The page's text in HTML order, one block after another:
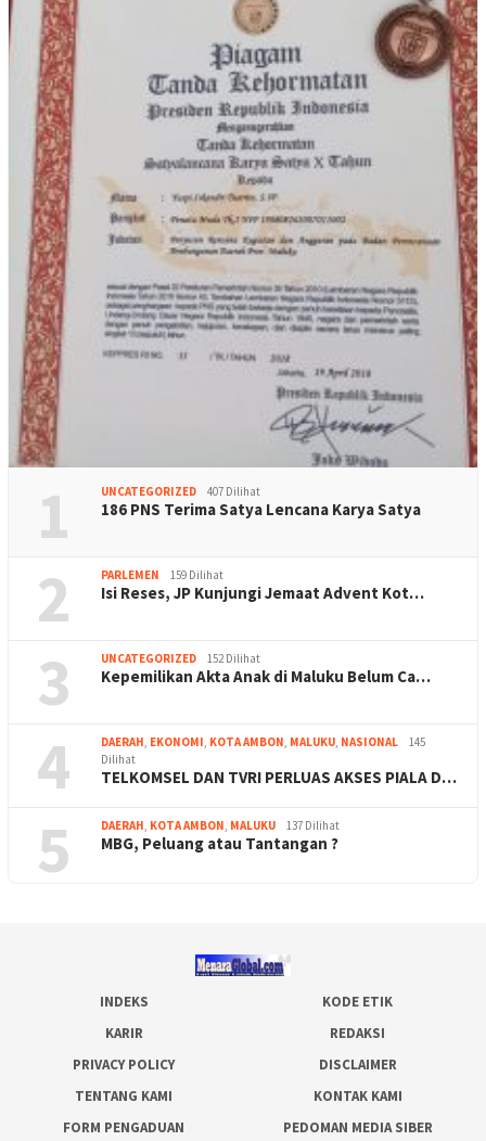
1 UNCATEGORIZED 407 Dilihat
186 PNS Terima Satya Lencana Karya Satya
2 PARLEMEN 159 Dilihat
Isi Reses, JP Kunjungi Jemaat Advent Kot…
3 UNCATEGORIZED 152 Dilihat
Kepemilikan Akta Anak di Maluku Belum Ca…
4 DAERAH, EKONOMI, KOTA AMBON, MALUKU, NASIONAL
145
Dilihat
TELKOMSEL DAN TVRI PERLUAS AKSES PIALA D…
5 DAERAH, KOTA AMBON, MALUKU 137 Dilihat
MBG, Peluang atau Tantangan ?
INDEKS
KODE ETIK
KARIR
REDAKSI
PRIVACY POLICY
DISCLAIMER
TENTANG KAMI
KONTAK KAMI
FORM PENGADUAN
PEDOMAN MEDIA SIBER